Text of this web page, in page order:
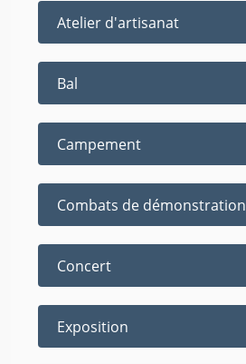
Atelier d'artisanat
Bal
Campement
Combats de démonstration
Concert
Exposition